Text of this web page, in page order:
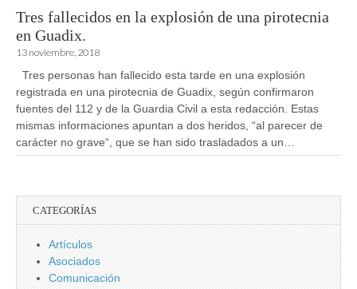
Tres fallecidos en la explosión de una pirotecnia
en Guadix.
13 noviembre, 2018
Tres personas han fallecido esta tarde en una explosión
registrada en una pirotecnia de Guadix, según confirmaron
fuentes del 112 y de la Guardia Civil a esta redacción. Estas
mismas informaciones apuntan a dos heridos, “al parecer de
carácter no grave“, que se han sido trasladados a un…
CATEGORÍAS
Artículos
Asociados
Comunicación